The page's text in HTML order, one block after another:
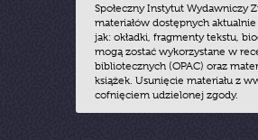
Społeczny Instytut Wydawniczy
materiałów dostępnych
jak: okładki, fragmenty tekstu,
mogą zostać wykorzystane w
bibliotecznych (OPAC) oraz
książek. Usunięcie materiału z
cofnięciem udzielonej zgody.